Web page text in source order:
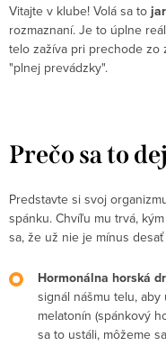
Vitajte v klube! Volá sa to
rozmaznaní. Je to úplne
telo zažíva pri prechode
"plnej prevádzky".
Prečo sa to
Predstavte si svoj
spánku. Chvíľu mu trvá,
sa, že už nie je mínus
Hormonálna horská
signál nášmu telu,
melatonín (spánkový
sa to ustáli, môžeme